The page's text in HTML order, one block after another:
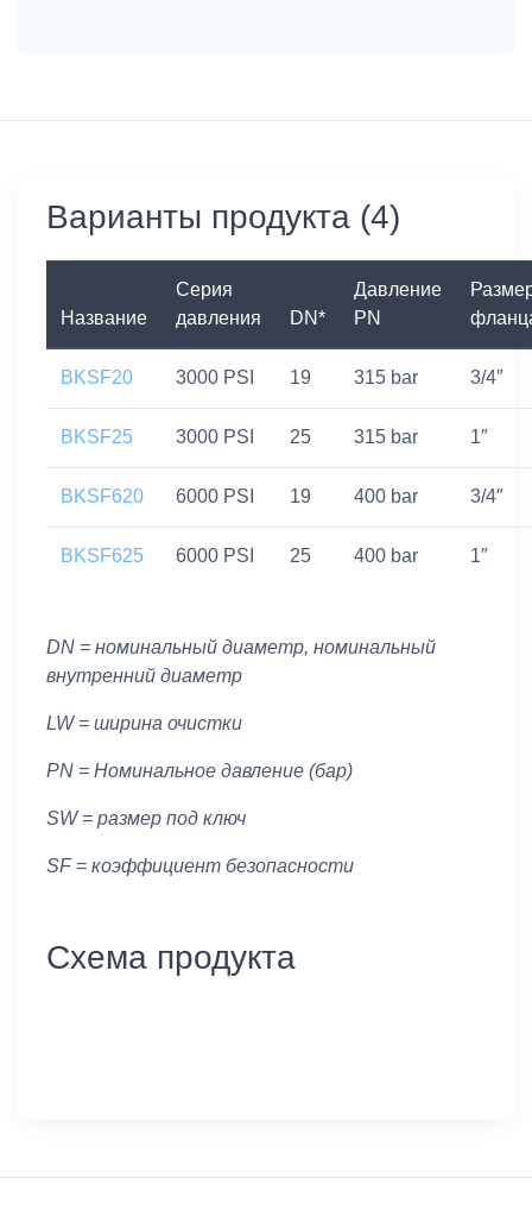
Варианты продукта (4)
Название
Серия
давления
DN*
Давление
PN
BKSF20 3000 PSI 19 315 bar 3/4″
BKSF25 3000 PSI 25 315 bar 1″
BKSF620 6000 PSI 19 400 bar 3/4″
BKSF625 6000 PSI 25 400 bar 1″
DN = номинальный диаметр, номинальный
внутренний диаметр
LW = ширина очистки
PN = Номинальное давление (бар)
SW = размер под ключ
SF = коэффициент безопасности
Схема продукта